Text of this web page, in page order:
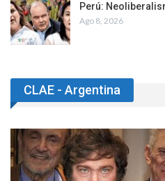
Perú:
Ago 8, 2026
CLAE - Argentina